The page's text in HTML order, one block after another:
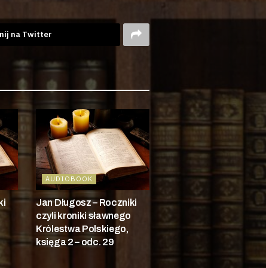
na Twitter
AUDIOBOOK
Jan Długosz – Roczniki
czyli kroniki sławnego
Królestwa Polskiego,
księga 2 – odc. 29